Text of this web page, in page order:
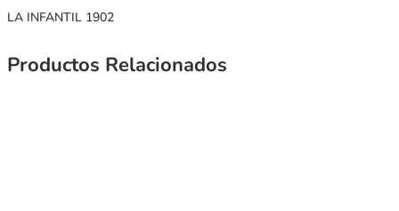
LA INFANTIL 1902
Productos Relacionados